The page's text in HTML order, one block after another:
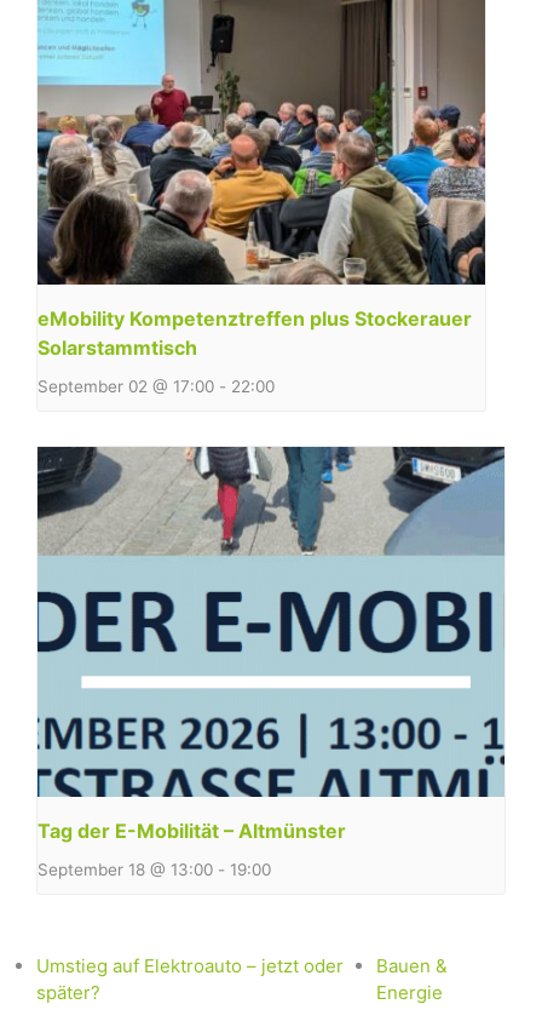
eMobility Kompetenztreffen plus Stockerauer
Solarstammtisch
September 02 @ 17:00 - 22:00
Tag der E-Mobilität – Altmünster
September 18 @ 13:00 - 19:00
Umstieg auf Elektroauto – jetzt oder
später?
Bauen &
Energie